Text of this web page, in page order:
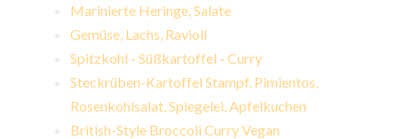
Marinierte Heringe, Salate
Gemüse, Lachs, Ravioli
Spitzkohl - Süßkartoffel - Curry
Steckrüben-Kartoffel Stampf, Pimientos,
Rosenkohlsalat, Spiegelei, Apfelkuchen
British-Style Broccoli Curry Vegan